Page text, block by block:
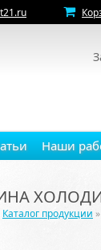
Наши
Каталог продукции »